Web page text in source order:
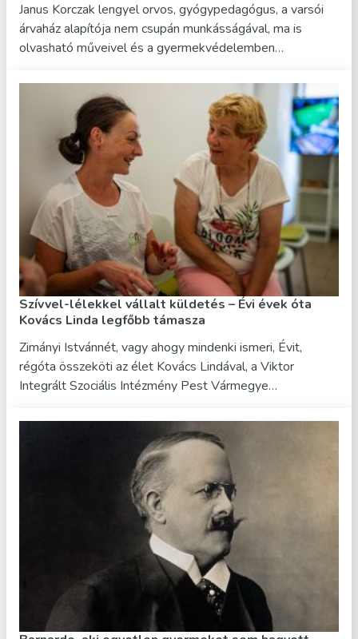
Janus Korczak lengyel orvos, gyógypedagógus, a varsói
árvaház alapítója nem csupán munkásságával, ma is
olvasható műveivel és a gyermekvédelemben…
Szívvel-lélekkel vállalt küldetés – Évi évek óta
Kovács Linda legfőbb támasza
Zimányi Istvánnét, vagy ahogy mindenki ismeri, Évit,
régóta összeköti az élet Kovács Lindával, a Viktor
Integrált Szociális Intézmény Pest Vármegye…